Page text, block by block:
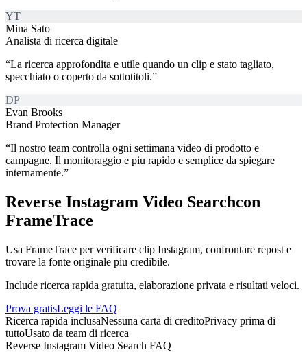
YT
Mina Sato
Analista di ricerca digitale
“La ricerca approfondita e utile quando un clip e stato tagliato,
specchiato o coperto da sottotitoli.”
DP
Evan Brooks
Brand Protection Manager
“Il nostro team controlla ogni settimana video di prodotto e
campagne. Il monitoraggio e piu rapido e semplice da spiegare
internamente.”
Reverse Instagram Video Searchcon
FrameTrace
Usa FrameTrace per verificare clip Instagram, confrontare repost e
trovare la fonte originale piu credibile.
Include ricerca rapida gratuita, elaborazione privata e risultati veloci.
Prova gratisLeggi le FAQ
Ricerca rapida inclusaNessuna carta di creditoPrivacy prima di
tuttoUsato da team di ricerca
Reverse Instagram Video Search FAQ